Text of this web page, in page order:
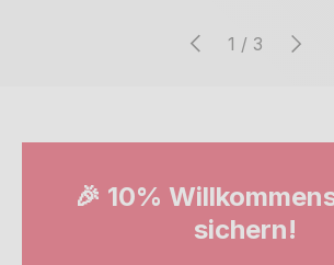
Vorherige
1 / von
3
🎉 10%
sichern!